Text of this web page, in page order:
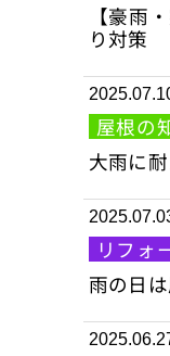
【豪雨
り対策
屋根の
大雨に
リフォ
雨の日